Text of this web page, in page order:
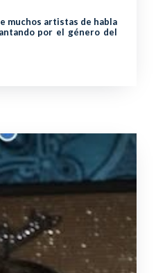
muchos artistas de habla
por el género del